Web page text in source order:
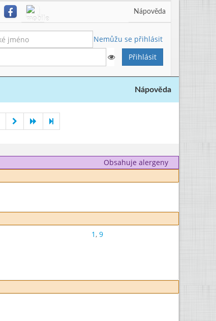
Nápověda
Nemůžu se přihlásit
Nápověda
Obsahuje alergeny
1, 9